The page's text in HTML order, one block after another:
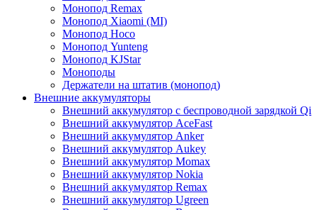
Монопод Remax
Монопод Xiaomi (MI)
Монопод Hoco
Монопод Yunteng
Монопод KJStar
Моноподы
Держатели на штатив (монопод)
Внешние аккумуляторы
Внешний аккумулятор с беспроводной зарядкой Qi
Внешний аккумулятор AceFast
Внешний аккумулятор Anker
Внешний аккумулятор Aukey
Внешний аккумулятор Momax
Внешний аккумулятор Nokia
Внешний аккумулятор Remax
Внешний аккумулятор Ugreen